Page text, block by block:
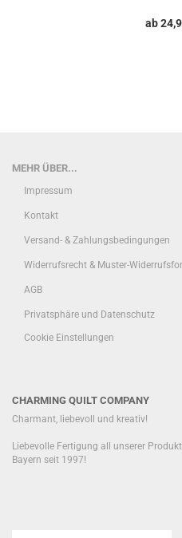
ab
MEHR ÜBER...
Impressum
Kontakt
Versand- & Zahlungsbedingungen
Widerrufsrecht & Muster-
AGB
Privatsphäre und Datenschutz
Cookie Einstellungen
CHARMING QUILT COMPANY
Charmant, liebevoll und kreativ!
Liebevolle Fertigung all unserer
Bayern seit 1997!